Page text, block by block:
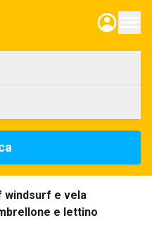
windsurf e vela
e lettino